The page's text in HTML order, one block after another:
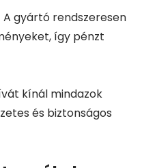
A gyártó rendszeresen
így pénzt
kínál mindazok
és biztonságos